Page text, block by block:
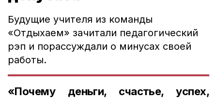
Будущие учителя из команды
«Отдыхаем» зачитали педагогический
рэп и порассуждали о минусах своей
работы.
«Почему деньги, счастье, успех,